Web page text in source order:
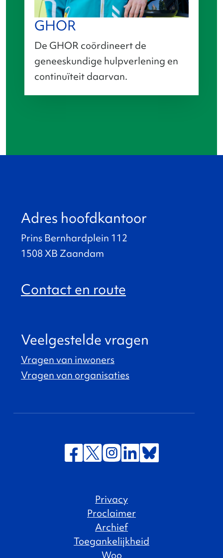
GHOR
De GHOR coördineert de
geneeskundige hulpverlening en
continuïteit daarvan.
Adres hoofdkantoor
Prins Bernhardplein 112
1508 XB Zaandam
Contact en route
Veelgestelde vragen
Vragen van inwoners
Vragen van organisaties
Privacy
Proclaimer
Archief
Toegankelijkheid
Woo